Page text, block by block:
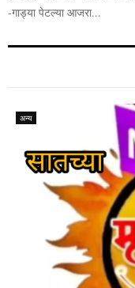
-गाड्या पेटल्या आजरा...
अन्य